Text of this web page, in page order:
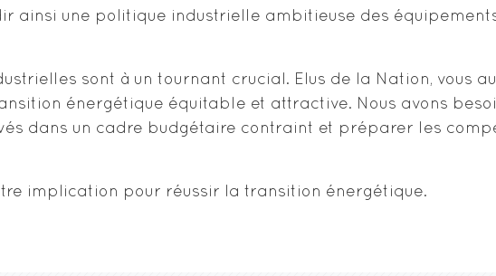
ainsi une politique industrielle ambitieuse des
sont à un tournant crucial. Elus de la Nation, vous
énergétique équitable et attractive. Nous avons
dans un cadre budgétaire contraint et préparer les
implication pour réussir la transition énergétique.